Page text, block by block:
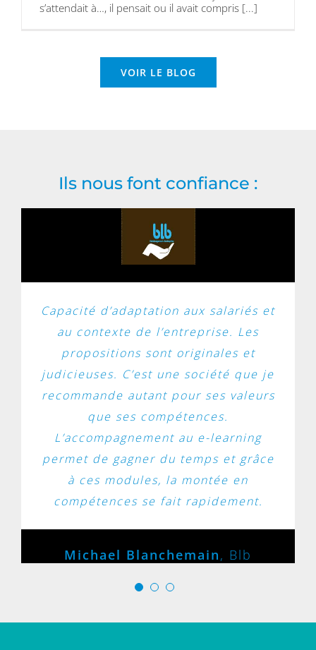
s’attendait à…, il pensait ou il avait compris [...]
VOIR LE BLOG
Ils nous font confiance :
Capacité d’adaptation aux salariés et
au contexte de l’entreprise. Les
propositions sont originales et
judicieuses. C’est une société que je
recommande autant pour ses valeurs
que ses compétences.
L’accompagnement au e-learning
permet de gagner du temps et grâce
à ces modules, la montée en
compétences se fait rapidement.
Michael Blanchemain, Blb